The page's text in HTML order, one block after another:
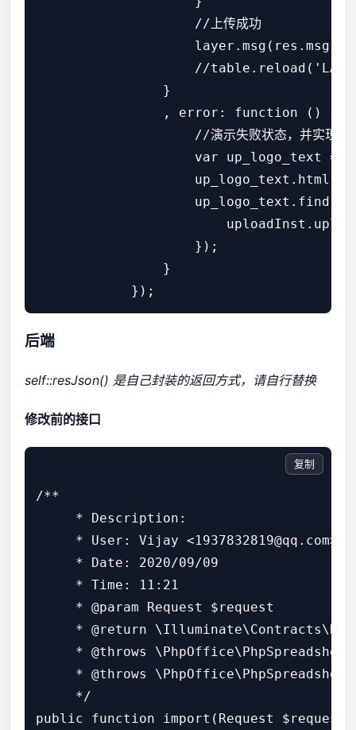
                    //上传成功
layer.msg(res.msg,
//table.reload('LAY-
                }
                , error: function () {
//演示失败状态，并实现重
var up_logo_text =
                    });
                }
后端
self::resJson() 是自己封装的返回方式，请自行替换
修改前的接口
/**
     * Description:
     * User: Vijay <1937832819@qq.com>
     * Date: 2020/09/09
     * Time: 11:21
     * @param Request $request
* @return
* @throws
* @throws
     */
public function import(Request $request)
复制